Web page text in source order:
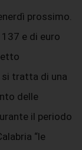
prossimo.
e di euro
si tratta di una
delle
il periodo
“le